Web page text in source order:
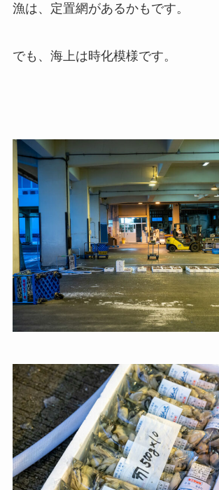
漁は、定置網があるかもです。
でも、海上は時化模様です。